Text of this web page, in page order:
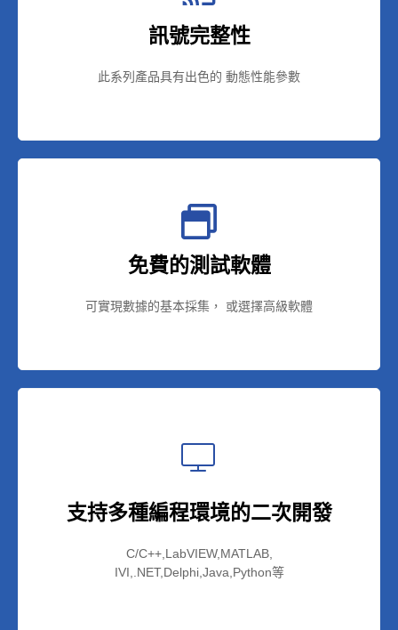
訊號完整性
此系列產品具有出色的 動態性能參數
免費的測試軟體
可實現數據的基本採集， 或選擇高級軟體
支持多種編程環境的二次開發
C/C++,LabVIEW,MATLAB,
IVI,.NET,Delphi,Java,Python等